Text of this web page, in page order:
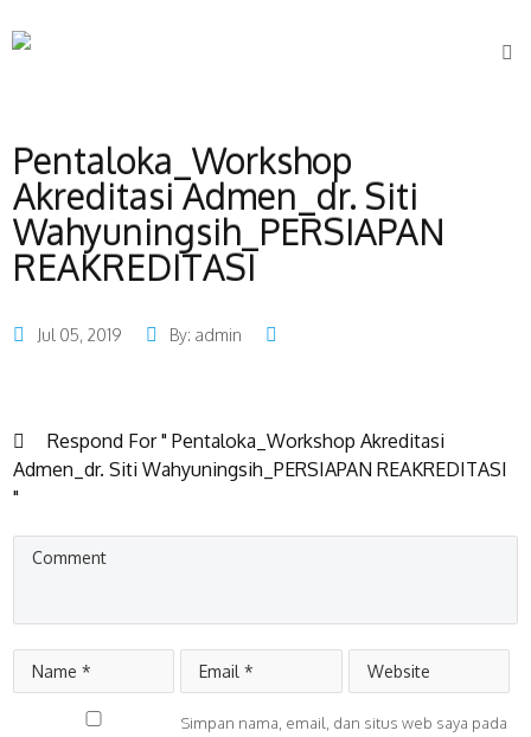
Pentaloka_Workshop
Akreditasi Admen_dr. Siti
Wahyuningsih_PERSIAPAN
REAKREDITASI
Jul 05, 2019 By: admin
Respond For " Pentaloka_Workshop Akreditasi
Admen_dr. Siti Wahyuningsih_PERSIAPAN REAKREDITASI
"
Simpan nama, email, dan situs web saya pada